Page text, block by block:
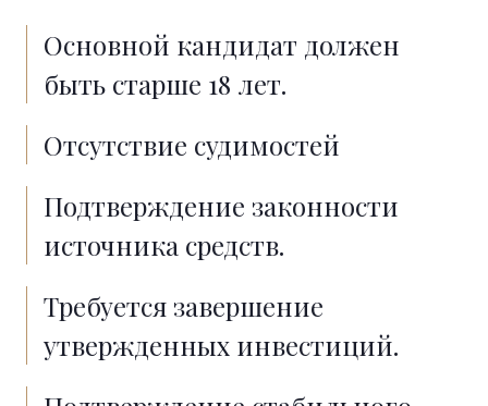
Основной кандидат должен
быть старше 18 лет.
Отсутствие судимостей
Подтверждение законности
источника средств.
Требуется завершение
утвержденных инвестиций.